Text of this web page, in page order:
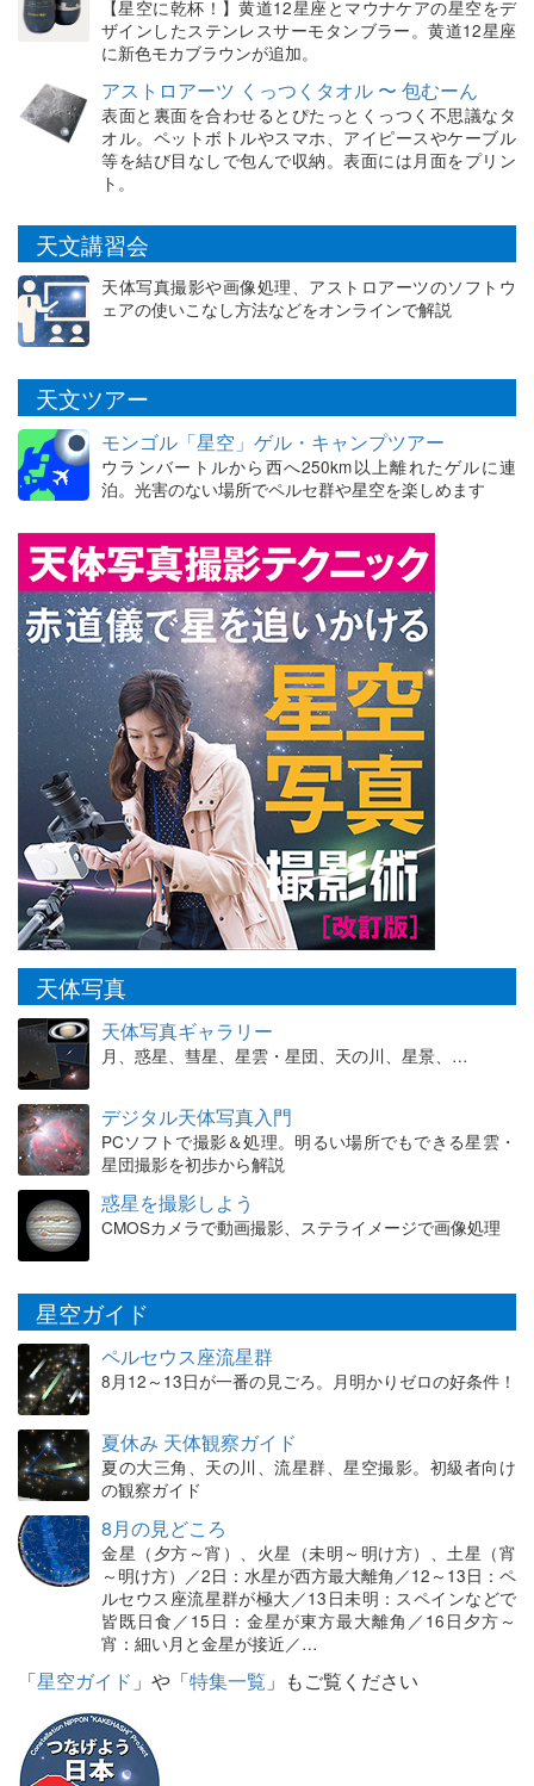
【星空に乾杯！】黄道12星座とマウナケアの星空をデ
ザインしたステンレスサーモタンブラー。黄道12星座
に新色モカブラウンが追加。
アストロアーツ くっつくタオル 〜 包むーん
表面と裏面を合わせるとぴたっとくっつく不思議なタ
オル。ペットボトルやスマホ、アイピースやケーブル
等を結び目なしで包んで収納。表面には月面をプリン
ト。
天文講習会
天体写真撮影や画像処理、アストロアーツのソフトウ
ェアの使いこなし方法などをオンラインで解説
天文ツアー
モンゴル「星空」ゲル・キャンプツアー
ウランバートルから西へ250km以上離れたゲルに連
泊。光害のない場所でペルセ群や星空を楽しめます
天体写真
天体写真ギャラリー
月、惑星、彗星、星雲・星団、天の川、星景、…
デジタル天体写真入門
PCソフトで撮影＆処理。明るい場所でもできる星雲・
星団撮影を初歩から解説
惑星を撮影しよう
CMOSカメラで動画撮影、ステライメージで画像処理
星空ガイド
ペルセウス座流星群
8月12～13日が一番の見ごろ。月明かりゼロの好条件！
夏休み 天体観察ガイド
夏の大三角、天の川、流星群、星空撮影。初級者向け
の観察ガイド
8月の見どころ
金星（夕方～宵）、火星（未明～明け方）、土星（宵
～明け方）／2日：水星が西方最大離角／12～13日：ペ
ルセウス座流星群が極大／13日未明：スペインなどで
皆既日食／15日：金星が東方最大離角／16日夕方～
宵：細い月と金星が接近／…
「星空ガイド 」や「特集一覧 」もご覧ください